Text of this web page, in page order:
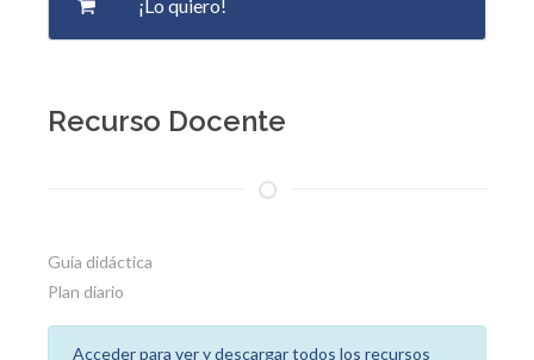
Recurso Docente
Guía didáctica
Plan diario
Acceder para ver y descargar todos los recursos